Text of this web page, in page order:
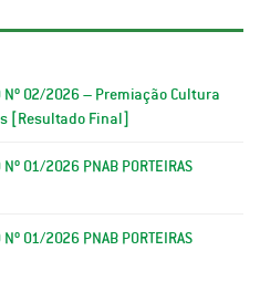
Nº 02/2026 – Premiação Cultura
[Resultado Final]
Nº 01/2026 PNAB PORTEIRAS
Nº 01/2026 PNAB PORTEIRAS